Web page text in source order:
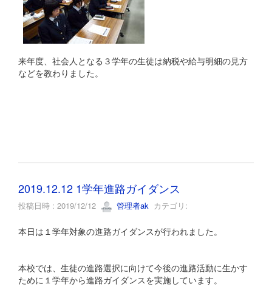
来年度、社会人となる３学年の生徒は納税や給与明細の見方
などを教わりました。
2019.12.12 1学年進路ガイダンス
投稿日時 : 2019/12/12 管理者ak カテゴリ:
本日は１学年対象の進路ガイダンスが行われました。
本校では、生徒の進路選択に向けて今後の進路活動に生かす
ために１学年から進路ガイダンスを実施しています。